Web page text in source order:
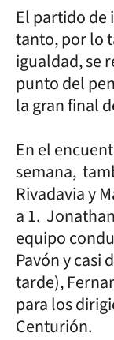
El partido de
tanto, por lo
igualdad, se
punto del
la gran final
En el
semana,
Rivadavia y
a 1.
equipo
Pavón y casi
tarde),
para los
Centurión.